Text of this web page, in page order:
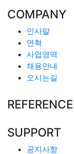
COMPANY
인사말
연혁
사업영역
채용안내
오시는길
REFERENCE
SUPPORT
공지사항